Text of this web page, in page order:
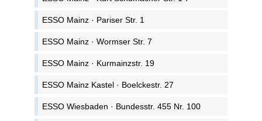
ESSO Mainz · Pariser Str. 1
ESSO Mainz · Wormser Str. 7
ESSO Mainz · Kurmainzstr. 19
ESSO Mainz Kastel · Boelckestr. 27
ESSO Wiesbaden · Bundesstr. 455 Nr. 100